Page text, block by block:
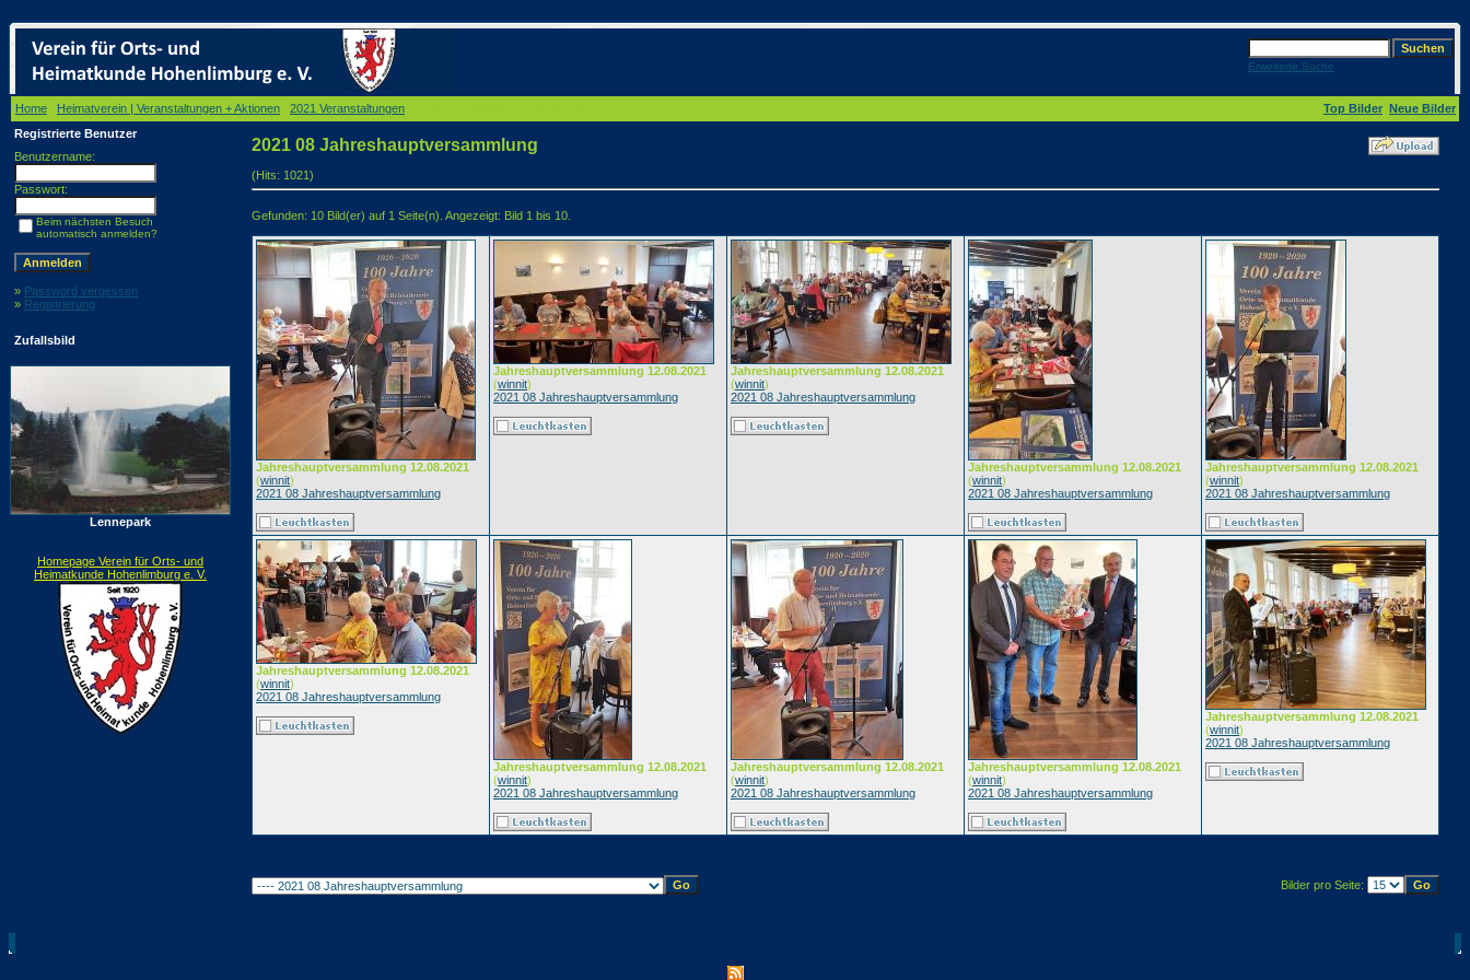
Erweiterte Suche
Home Heimatverein | Veranstaltungen + Aktionen 2021 Veranstaltungen Top Bilder Neue Bilder
Registrierte Benutzer
Benutzername:
Passwort:
Beim nächsten Besuch
automatisch anmelden?
» Password vergessen
» Registrierung
Zufallsbild
Lennepark
Homepage Verein für Orts- und
Heimatkunde Hohenlimburg e. V.
2021 08 Jahreshauptversammlung
(Hits: 1021)
Gefunden: 10 Bild(er) auf 1 Seite(n). Angezeigt: Bild 1 bis 10.
Jahreshauptversammlung 12.08.2021
(winnit)
2021 08 Jahreshauptversammlung
Jahreshauptversammlung 12.08.2021
(winnit)
2021 08 Jahreshauptversammlung
Jahreshauptversammlung 12.08.2021
(winnit)
2021 08 Jahreshauptversammlung
Jahreshauptversammlung 12.08.2021
(winnit)
2021 08 Jahreshauptversammlung
Jahreshauptversammlung 12.08.2021
(winnit)
2021 08 Jahreshauptversammlung
Jahreshauptversammlung 12.08.2021
(winnit)
2021 08 Jahreshauptversammlung
Jahreshauptversammlung 12.08.2021
(winnit)
2021 08 Jahreshauptversammlung
Jahreshauptversammlung 12.08.2021
(winnit)
2021 08 Jahreshauptversammlung
Jahreshauptversammlung 12.08.2021
(winnit)
2021 08 Jahreshauptversammlung
Jahreshauptversammlung 12.08.2021
(winnit)
2021 08 Jahreshauptversammlung
Bilder pro Seite: